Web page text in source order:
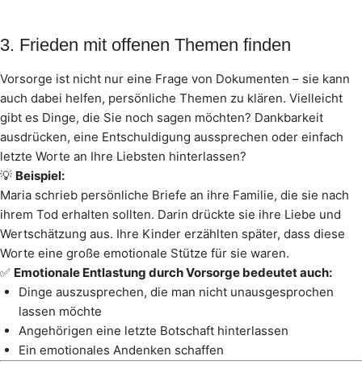
3. Frieden mit offenen Themen finden
Vorsorge ist nicht nur eine Frage von Dokumenten – sie kann
auch dabei helfen, persönliche Themen zu klären. Vielleicht
gibt es Dinge, die Sie noch sagen möchten? Dankbarkeit
ausdrücken, eine Entschuldigung aussprechen oder einfach
letzte Worte an Ihre Liebsten hinterlassen?
💡 Beispiel:
Maria schrieb persönliche Briefe an ihre Familie, die sie nach
ihrem Tod erhalten sollten. Darin drückte sie ihre Liebe und
Wertschätzung aus. Ihre Kinder erzählten später, dass diese
Worte eine große emotionale Stütze für sie waren.
✅ Emotionale Entlastung durch Vorsorge bedeutet auch:
Dinge auszusprechen, die man nicht unausgesprochen
lassen möchte
Angehörigen eine letzte Botschaft hinterlassen
Ein emotionales Andenken schaffen